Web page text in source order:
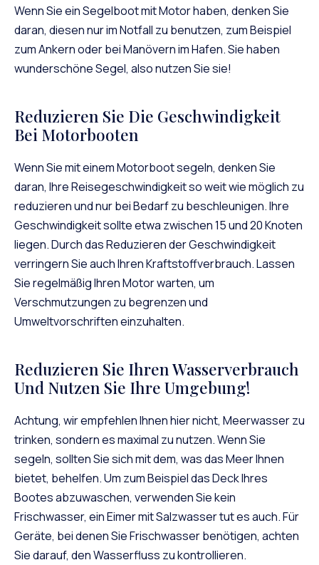
Wenn Sie ein Segelboot mit Motor haben, denken Sie
daran, diesen nur im Notfall zu benutzen, zum Beispiel
zum Ankern oder bei Manövern im Hafen. Sie haben
wunderschöne Segel, also nutzen Sie sie!
Reduzieren Sie Die Geschwindigkeit
Bei Motorbooten
Wenn Sie mit einem Motorboot segeln, denken Sie
daran, Ihre Reisegeschwindigkeit so weit wie möglich zu
reduzieren und nur bei Bedarf zu beschleunigen. Ihre
Geschwindigkeit sollte etwa zwischen 15 und 20 Knoten
liegen. Durch das Reduzieren der Geschwindigkeit
verringern Sie auch Ihren Kraftstoffverbrauch. Lassen
Sie regelmäßig Ihren Motor warten, um
Verschmutzungen zu begrenzen und
Umweltvorschriften einzuhalten.
Reduzieren Sie Ihren Wasserverbrauch
Und Nutzen Sie Ihre Umgebung!
Achtung, wir empfehlen Ihnen hier nicht, Meerwasser zu
trinken, sondern es maximal zu nutzen. Wenn Sie
segeln, sollten Sie sich mit dem, was das Meer Ihnen
bietet, behelfen. Um zum Beispiel das Deck Ihres
Bootes abzuwaschen, verwenden Sie kein
Frischwasser, ein Eimer mit Salzwasser tut es auch. Für
Geräte, bei denen Sie Frischwasser benötigen, achten
Sie darauf, den Wasserfluss zu kontrollieren.